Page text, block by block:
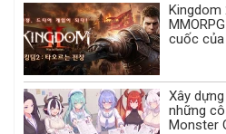
Kingdom
cuốc
Xây
những
Monster